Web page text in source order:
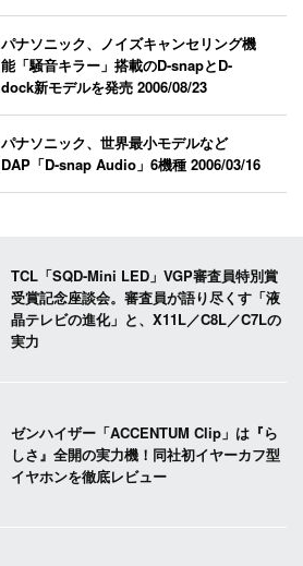
パナソニック、ノイズキャンセリング機
能「騒音キラー」搭載のD-snapとD-
dock新モデルを発売2006/08/23
パナソニック、世界最小モデルなど
DAP「D-snap Audio」6機種2006/03/16
TCL「SQD-Mini LED」VGP審査員特別賞
受賞記念座談会。審査員が語り尽くす「液
晶テレビの進化」と、X11L／C8L／C7Lの
実力
ゼンハイザー「ACCENTUM Clip」は『ら
しさ』全開の実力機！同社初イヤーカフ型
イヤホンを徹底レビュー